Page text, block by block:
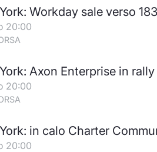
Workday sale verso
20:00
Axon Enterprise in rally
20:00
in calo Charter
20:00